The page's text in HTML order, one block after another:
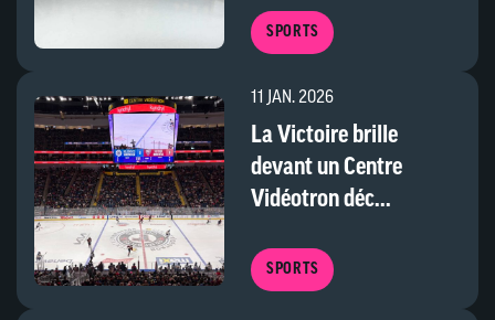
SPORTS
11 JAN. 2026
La Victoire brille
devant un Centre
Vidéotron déc...
SPORTS